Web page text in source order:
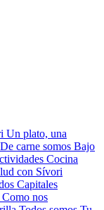
Un plato, una
De carne somos Bajo
Cocina
con Sívori
Capitales
Como nos